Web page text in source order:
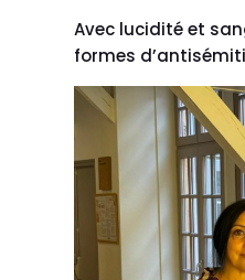
Avec lucidité et
formes